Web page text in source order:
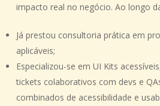
impacto real no negócio. Ao longo
Já prestou consultoria prática em
aplicáveis;
Especializou-se em UI Kits acessíveis
tickets colaborativos com devs e
combinados de acessibilidade e